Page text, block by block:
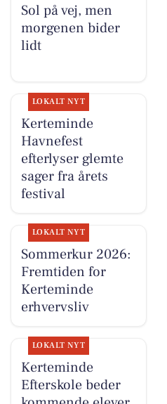
Sol på vej, men
morgenen bider
lidt
LOKALT NYT
Kerteminde
Havnefest
efterlyser glemte
sager fra årets
festival
LOKALT NYT
Sommerkur 2026:
Fremtiden for
Kerteminde
erhvervsliv
LOKALT NYT
Kerteminde
Efterskole beder